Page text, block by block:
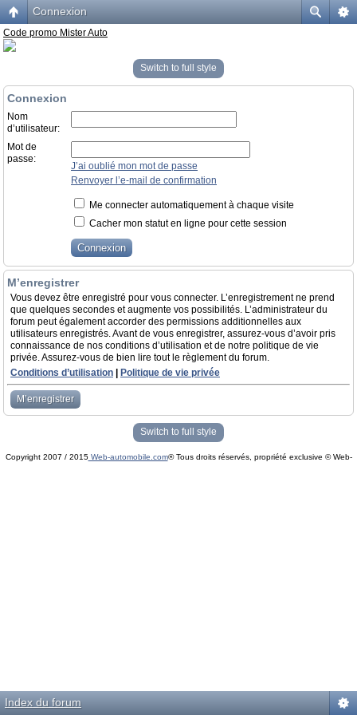
Connexion
Code promo Mister Auto
Switch to full style
Connexion
Nom
d’utilisateur:
Mot de
passe:
J’ai oublié mon mot de passe
Renvoyer l’e-mail de confirmation
Me connecter automatiquement à chaque visite
Cacher mon statut en ligne pour cette session
M’enregistrer
Vous devez être enregistré pour vous connecter. L’enregistrement ne prend
que quelques secondes et augmente vos possibilités. L’administrateur du
forum peut également accorder des permissions additionnelles aux
utilisateurs enregistrés. Avant de vous enregistrer, assurez-vous d’avoir pris
connaissance de nos conditions d’utilisation et de notre politique de vie
privée. Assurez-vous de bien lire tout le règlement du forum.
Conditions d’utilisation
Politique de vie privée
M’enregistrer
Switch to full style
Copyright 2007 / 2015Web-automobile.com® Tous droits réservés, propriété exclusive © Web-
Index du forum